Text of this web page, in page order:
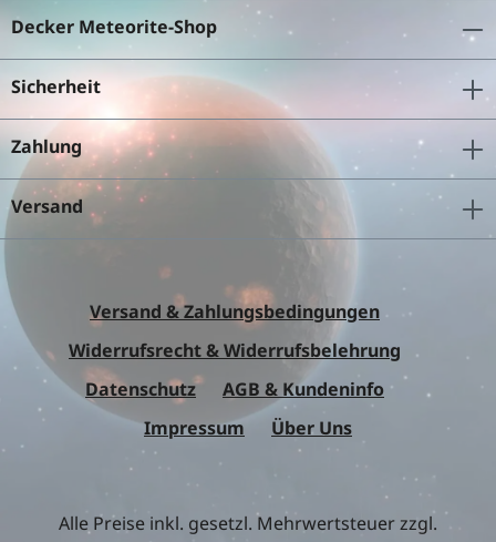
Decker Meteorite-Shop
Sicherheit
Zahlung
Versand
Versand & Zahlungsbedingungen
Widerrufsrecht & Widerrufsbelehrung
Datenschutz
AGB & Kundeninfo
Impressum
Über Uns
Alle Preise inkl. gesetzl. Mehrwertsteuer zzgl.